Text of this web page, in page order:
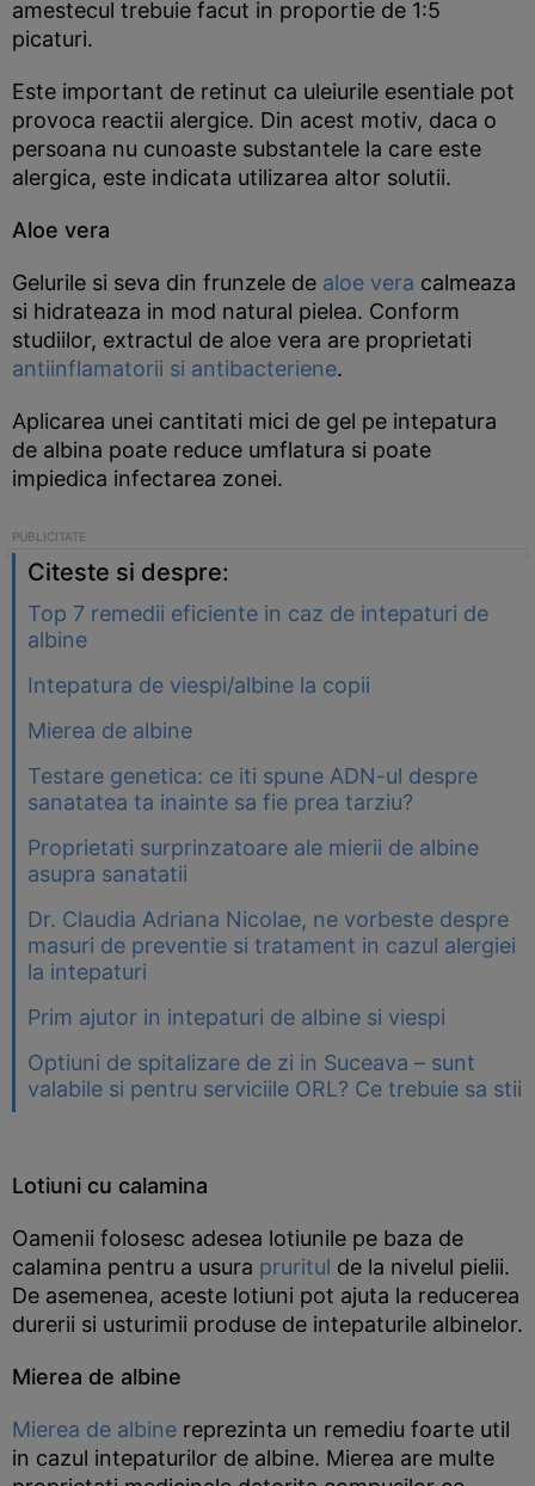
amestecul trebuie facut in proportie de 1:5
picaturi.
Este important de retinut ca uleiurile esentiale pot
provoca reactii alergice. Din acest motiv, daca o
persoana nu cunoaste substantele la care este
alergica, este indicata utilizarea altor solutii.
Aloe vera
Gelurile si seva din frunzele de aloe vera calmeaza
si hidrateaza in mod natural pielea. Conform
studiilor, extractul de aloe vera are proprietati
antiinflamatorii si antibacteriene.
Aplicarea unei cantitati mici de gel pe intepatura
de albina poate reduce umflatura si poate
impiedica infectarea zonei.
Citeste si despre:
Top 7 remedii eficiente in caz de intepaturi de
albine
Intepatura de viespi/albine la copii
Mierea de albine
Testare genetica: ce iti spune ADN-ul despre
sanatatea ta inainte sa fie prea tarziu?
Proprietati surprinzatoare ale mierii de albine
asupra sanatatii
Dr. Claudia Adriana Nicolae, ne vorbeste despre
masuri de preventie si tratament in cazul alergiei
la intepaturi
Prim ajutor in intepaturi de albine si viespi
Optiuni de spitalizare de zi in Suceava – sunt
valabile si pentru serviciile ORL? Ce trebuie sa stii
Lotiuni cu calamina
Oamenii folosesc adesea lotiunile pe baza de
calamina pentru a usura pruritul de la nivelul pielii.
De asemenea, aceste lotiuni pot ajuta la reducerea
durerii si usturimii produse de intepaturile albinelor.
Mierea de albine
Mierea de albine reprezinta un remediu foarte util
in cazul intepaturilor de albine. Mierea are multe